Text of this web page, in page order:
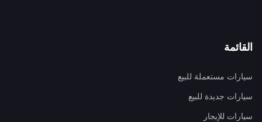
القائمة
سيارات مستعملة للبيع
سيارات جديدة للبيع
سيارات للإيجار